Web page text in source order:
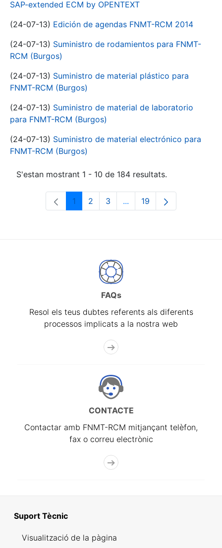
SAP-extended ECM by OPENTEXT
(24-07-13) Edición de agendas FNMT-RCM 2014
(24-07-13) Suministro de rodamientos para FNMT-
RCM (Burgos)
(24-07-13) Suministro de material plástico para
FNMT-RCM (Burgos)
(24-07-13) Suministro de material de laboratorio
para FNMT-RCM (Burgos)
(24-07-13) Suministro de material electrónico para
FNMT-RCM (Burgos)
S'estan mostrant 1 - 10 de 184 resultats.
Pàgina
1 Pàgina
2 Pàgina
3 ...Pàgines intermèdies
Pàgina
19
FAQs
Resol els teus dubtes referents als diferents
processos implicats a la nostra web
CONTACTE
Contactar amb FNMT-RCM mitjançant telèfon,
fax o correu electrònic
Suport Tècnic
Visualització de la pàgina